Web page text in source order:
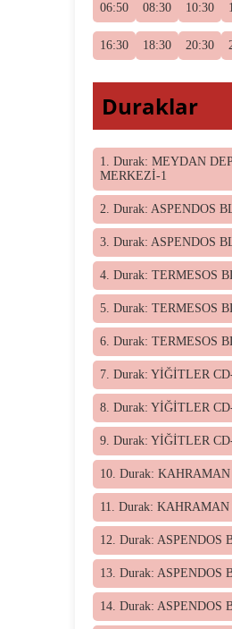
06:50 08:30 10:30
16:30 18:30 20:30
Duraklar
1. Durak: MEYDAN
MERKEZİ-1
2. Durak: ASPENDOS
3. Durak: ASPENDOS
4. Durak: TERMESOS
5. Durak: TERMESOS
6. Durak: TERMESOS
7. Durak: YİĞİTLER
8. Durak: YİĞİTLER
9. Durak: YİĞİTLER
10. Durak: KAHRAMAN
11. Durak: KAHRAMAN
12. Durak: ASPENDOS
13. Durak: ASPENDOS
14. Durak: ASPENDOS